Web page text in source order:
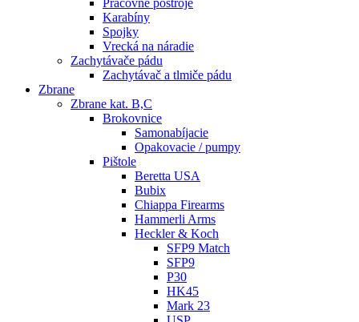
Karabíny
Spojky
Vrecká na náradie
Zachytávače pádu
Zachytávač a tlmiče pádu
Zbrane
Zbrane kat. B,C
Brokovnice
Samonabíjacie
Opakovacie / pumpy
Pištole
Beretta USA
Bubix
Chiappa Firearms
Hammerli Arms
Heckler & Koch
SFP9 Match
SFP9
P30
HK45
Mark 23